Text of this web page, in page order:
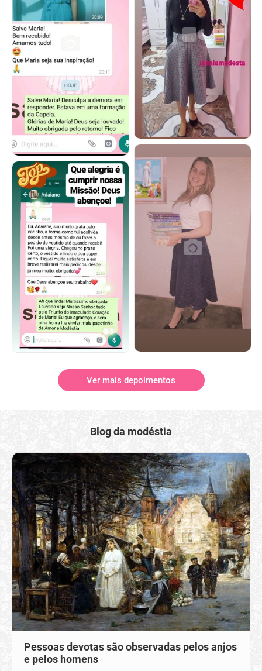
Ver mais depoimentos
Blog da modéstia
Pessoas devotas são observadas pelos anjos
e pelos homens